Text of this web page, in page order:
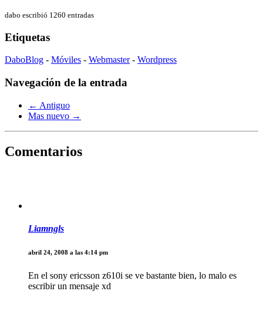
dabo escribió 1260 entradas
Etiquetas
DaboBlog - Móviles - Webmaster- Wordpress
Navegación de la entrada
← Antiguo
Mas nuevo →
Comentarios
Liamngls
abril 24, 2008 a las 4:14 pm
En el sony ericsson z610i se ve bastante bien, lo malo es
escribir un mensaje xd